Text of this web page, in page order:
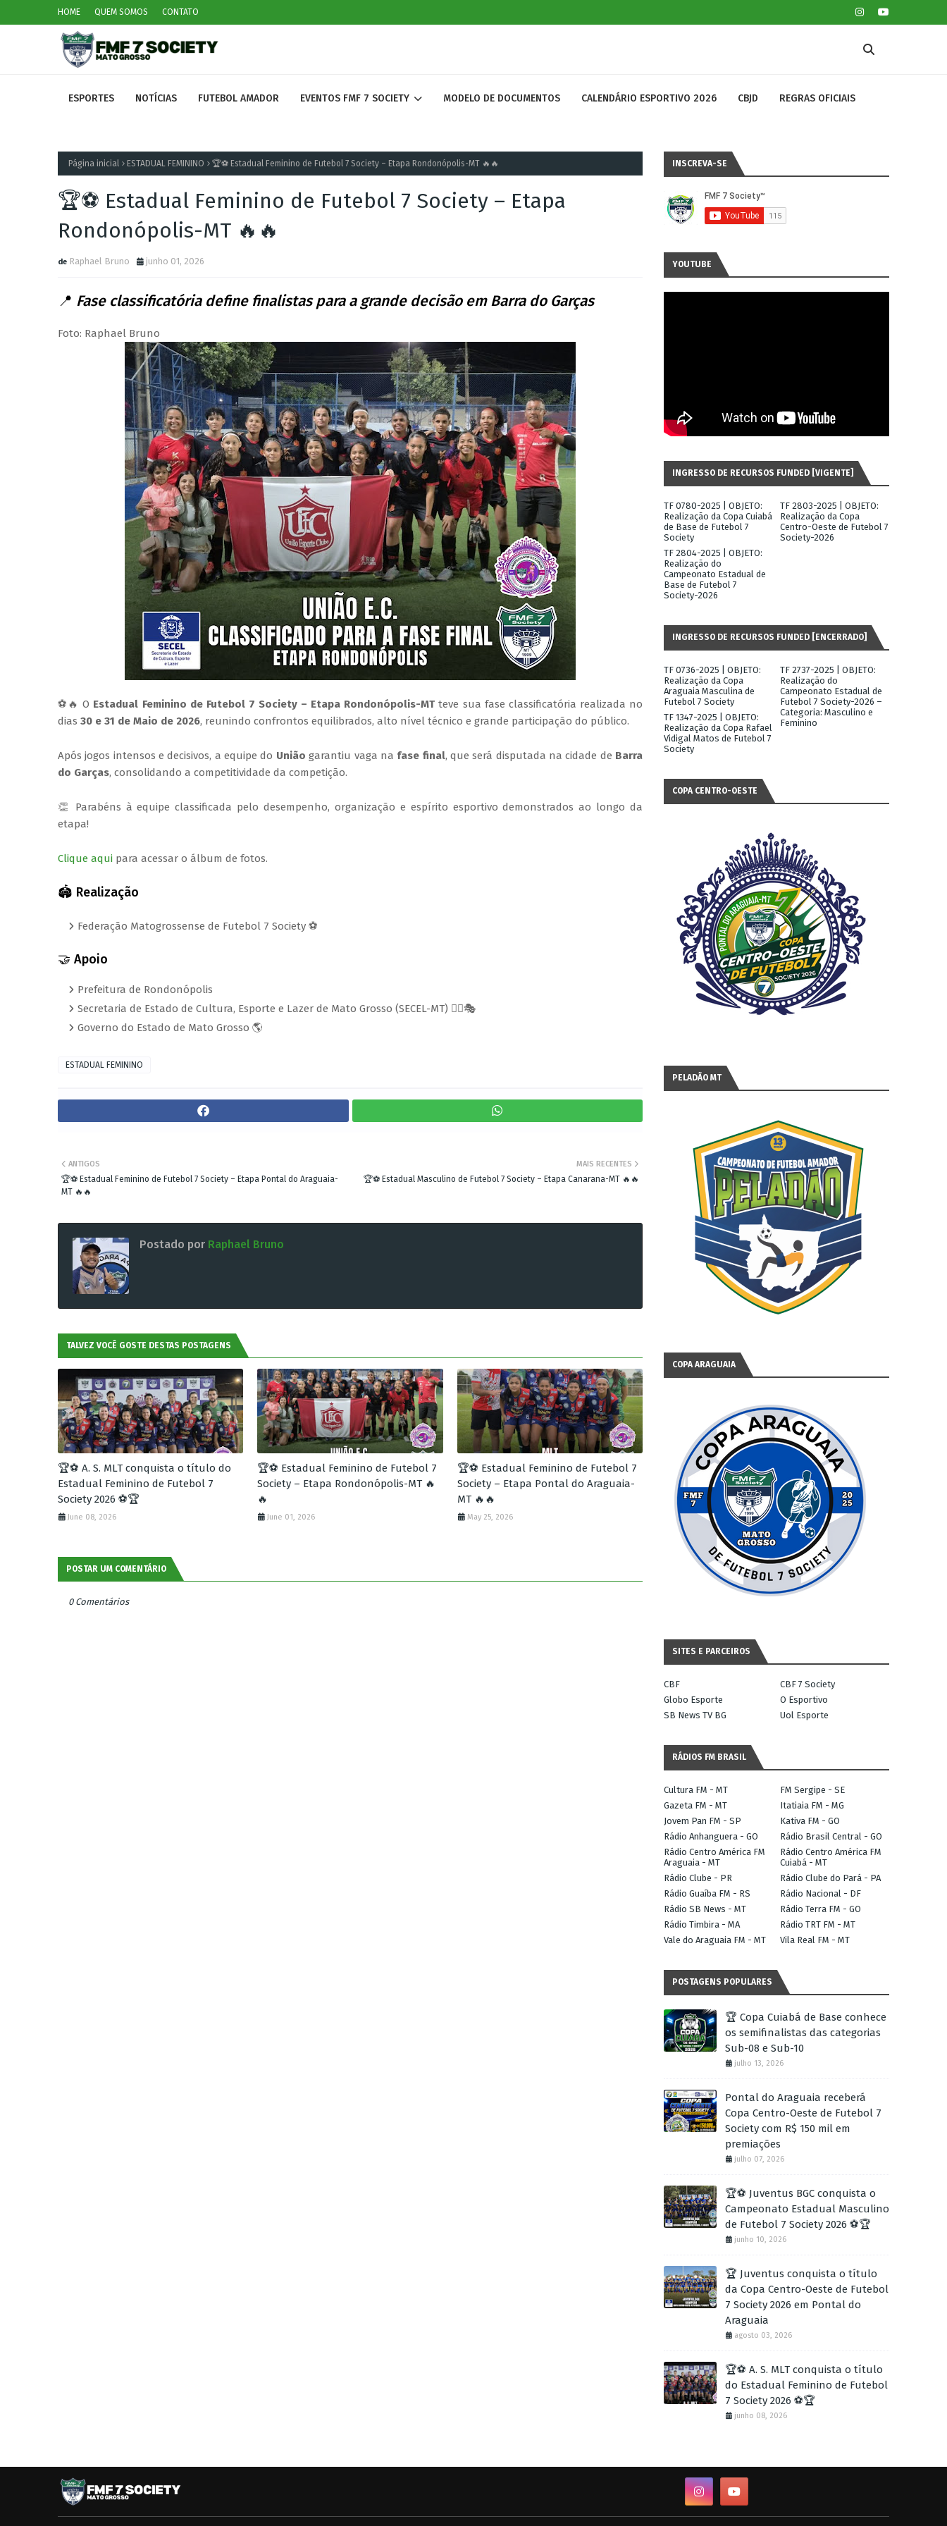
HOME QUEM SOMOS CONTATO
ESPORTES NOTÍCIAS FUTEBOL AMADOR EVENTOS FMF 7 SOCIETY MODELO DE DOCUMENTOS CALENDÁRIO ESPORTIVO 2026 CBJD REGRAS OFICIAIS
Página inicial ESTADUAL FEMININO 🏆⚽ Estadual Feminino de Futebol 7 Society – Etapa Rondonópolis-MT 🔥🔥
🏆⚽ Estadual Feminino de Futebol 7 Society – Etapa
Rondonópolis-MT 🔥🔥
Raphael Bruno junho 01, 2026
📍 Fase classificatória define finalistas para a grande decisão em Barra do Garças
Foto: Raphael Bruno
⚽🔥 O Estadual Feminino de Futebol 7 Society – Etapa Rondonópolis-MTteve sua fase classificatória realizada no
dias 30 e 31 de Maio de 2026, reunindo confrontos equilibrados, alto nível técnico e grande participação do público.
Após jogos intensos e decisivos, a equipe do União garantiu vaga na fase final, que será disputada na cidade de Barra
do Garças, consolidando a competitividade da competição.
👏 Parabéns à equipe classificada pelo desempenho, organização e espírito esportivo demonstrados ao longo da
etapa!
Clique aqui para acessar o álbum de fotos.
🏟️ Realização
Federação Matogrossense de Futebol 7 Society ⚽
🤝 Apoio
Prefeitura de Rondonópolis
Secretaria de Estado de Cultura, Esporte e Lazer de Mato Grosso (SECEL-MT) 🏃‍♂️🎭
Governo do Estado de Mato Grosso 🌎
ESTADUAL FEMININO
MAIS RECENTES
🏆⚽ Estadual Masculino de Futebol 7 Society – Etapa Canarana-MT 🔥🔥
ANTIGOS
🏆⚽ Estadual Feminino de Futebol 7 Society – Etapa Pontal do Araguaia-
MT 🔥🔥
Postado por Raphael Bruno
TALVEZ VOCÊ GOSTE DESTAS POSTAGENS
🏆⚽ A. S. MLT conquista o título do
Estadual Feminino de Futebol 7
Society 2026 ⚽🏆
June 08, 2026
🏆⚽ Estadual Feminino de Futebol 7
Society – Etapa Rondonópolis-MT 🔥
🔥
June 01, 2026
🏆⚽ Estadual Feminino de Futebol 7
Society – Etapa Pontal do Araguaia-
MT 🔥🔥
May 25, 2026
POSTAR UM COMENTÁRIO
0 Comentários
INSCREVA-SE
YOUTUBE
INGRESSO DE RECURSOS FUNDED [VIGENTE]
TF 0780-2025 | OBJETO:
Realização da Copa Cuiabá
de Base de Futebol 7
Society
TF 2803-2025 | OBJETO:
Realização da Copa
Centro-Oeste de Futebol 7
Society-2026
TF 2804-2025 | OBJETO:
Realização do
Campeonato Estadual de
Base de Futebol 7
Society-2026
INGRESSO DE RECURSOS FUNDED [ENCERRADO]
TF 0736-2025 | OBJETO:
Realização da Copa
Araguaia Masculina de
Futebol 7 Society
TF 2737-2025 | OBJETO:
Realização do
Campeonato Estadual de
Futebol 7 Society-2026 –
Categoria: Masculino e
Feminino
TF 1347-2025 | OBJETO:
Realização da Copa Rafael
Vidigal Matos de Futebol 7
Society
COPA CENTRO-OESTE
PELADÃO MT
COPA ARAGUAIA
SITES E PARCEIROS
CBF
CBF 7 Society
Globo Esporte
O Esportivo
SB News TV BG
Uol Esporte
RÁDIOS FM BRASIL
Cultura FM - MT
FM Sergipe - SE
Gazeta FM - MT
Itatiaia FM - MG
Jovem Pan FM - SP
Kativa FM - GO
Rádio Anhanguera - GO
Rádio Brasil Central - GO
Rádio Centro América FM
Araguaia - MT
Rádio Centro América FM
Cuiabá - MT
Rádio Clube - PR
Rádio Clube do Pará - PA
Rádio Guaíba FM - RS
Rádio Nacional - DF
Rádio SB News - MT
Rádio Terra FM - GO
Rádio Timbira - MA
Rádio TRT FM - MT
Vale do Araguaia FM - MT
Vila Real FM - MT
POSTAGENS POPULARES
🏆 Copa Cuiabá de Base conhece
os semifinalistas das categorias
Sub-08 e Sub-10
julho 13, 2026
Pontal do Araguaia receberá
Copa Centro-Oeste de Futebol 7
Society com R$ 150 mil em
premiações
julho 07, 2026
🏆⚽ Juventus BGC conquista o
Campeonato Estadual Masculino
de Futebol 7 Society 2026 ⚽🏆
junho 10, 2026
🏆 Juventus conquista o título
da Copa Centro-Oeste de Futebol
7 Society 2026 em Pontal do
Araguaia
agosto 03, 2026
🏆⚽ A. S. MLT conquista o título
do Estadual Feminino de Futebol
7 Society 2026 ⚽🏆
junho 08, 2026